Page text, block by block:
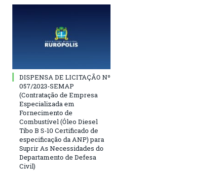
DISPENSA DE LICITAÇÃO Nº
057/2023-SEMAP
(Contratação de Empresa
Especializada em
Fornecimento de
Combustível (Óleo Diesel
Tibo B S-10 Certificado de
especificação da ANP) para
Suprir As Necessidades do
Departamento de Defesa
Civil)